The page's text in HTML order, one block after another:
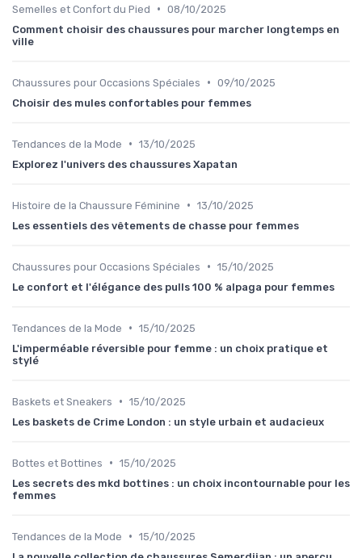
Semelles et Confort du Pied • 08/10/2025
Comment choisir des chaussures pour marcher longtemps en
ville
Chaussures pour Occasions Spéciales • 09/10/2025
Choisir des mules confortables pour femmes
Tendances de la Mode • 13/10/2025
Explorez l'univers des chaussures Xapatan
Histoire de la Chaussure Féminine • 13/10/2025
Les essentiels des vêtements de chasse pour femmes
Chaussures pour Occasions Spéciales • 15/10/2025
Le confort et l'élégance des pulls 100 % alpaga pour femmes
Tendances de la Mode • 15/10/2025
L'imperméable réversible pour femme : un choix pratique et
stylé
Baskets et Sneakers • 15/10/2025
Les baskets de Crime London : un style urbain et audacieux
Bottes et Bottines • 15/10/2025
Les secrets des mkd bottines : un choix incontournable pour les
femmes
Tendances de la Mode • 15/10/2025